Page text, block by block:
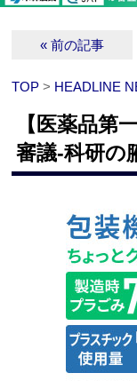
« 前の記事
TOP > HEADLINE
【医薬品第
審議‐科研の